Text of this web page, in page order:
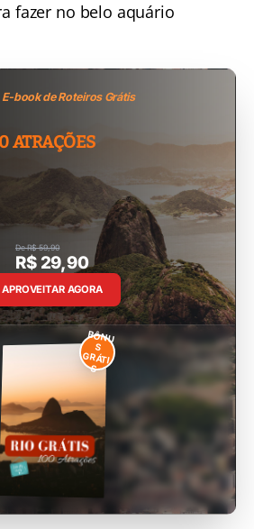
fazer no belo aquário
E-book de Roteiros Grátis
ATRAÇÕES
De R$ 59,90
R$ 29,90
APROVEITAR AGORA
BÔNU
S
GRÁTI
S